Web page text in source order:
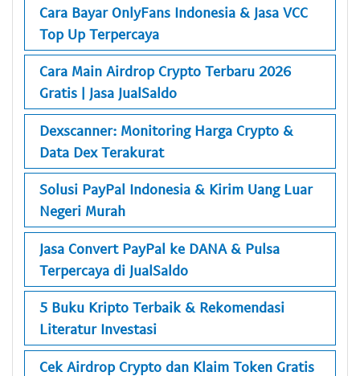
Cara Bayar OnlyFans Indonesia & Jasa VCC
Top Up Terpercaya
Cara Main Airdrop Crypto Terbaru 2026
Gratis | Jasa JualSaldo
Dexscanner: Monitoring Harga Crypto &
Data Dex Terakurat
Solusi PayPal Indonesia & Kirim Uang Luar
Negeri Murah
Jasa Convert PayPal ke DANA & Pulsa
Terpercaya di JualSaldo
5 Buku Kripto Terbaik & Rekomendasi
Literatur Investasi
Cek Airdrop Crypto dan Klaim Token Gratis